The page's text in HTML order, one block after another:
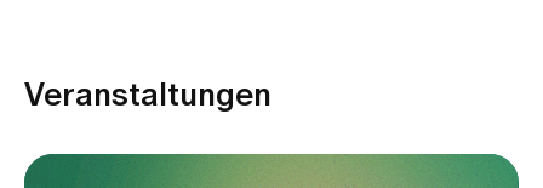
Veranstaltungen